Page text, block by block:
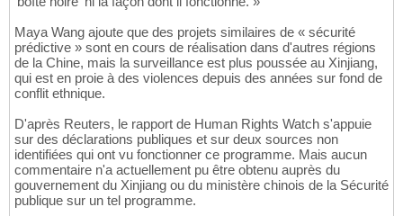
Maya Wang ajoute que des projets similaires de « sécurité
prédictive » sont en cours de réalisation dans d'autres régions
de la Chine, mais la surveillance est plus poussée au Xinjiang,
qui est en proie à des violences depuis des années sur fond de
conflit ethnique.
D'après Reuters, le rapport de Human Rights Watch s'appuie
sur des déclarations publiques et sur deux sources non
identifiées qui ont vu fonctionner ce programme. Mais aucun
commentaire n'a actuellement pu être obtenu auprès du
gouvernement du Xinjiang ou du ministère chinois de la Sécurité
publique sur un tel programme.